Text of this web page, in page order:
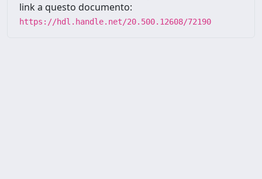
link a questo documento:
https://hdl.handle.net/20.500.12608/72190